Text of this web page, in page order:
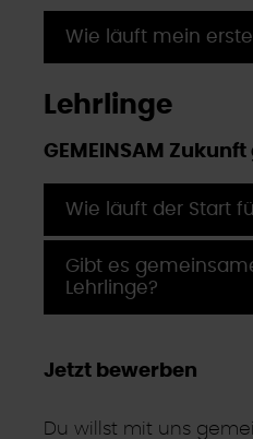
Wie läuft mein
Lehrlinge
GEMEINSAM
Wie läuft der Start
Gibt es
Lehrlinge?
Jetzt bewerben
Du willst mit uns